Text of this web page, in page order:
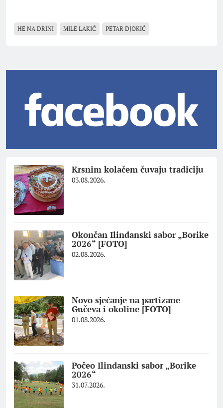
HE NA DRINI MILE LAKIĆ PETAR DJOKIĆ
Krsnim kolačem čuvaju tradiciju
03.08.2026.
Okončan Ilindanski sabor „Borike
2026“ [FOTO]
02.08.2026.
Novo sjećanje na partizane
Gučeva i okoline [FOTO]
01.08.2026.
Počeo Ilindanski sabor „Borike
2026“
31.07.2026.